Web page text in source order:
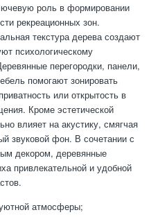
роль в формировании
рекреационных зон.
текстура дерева создают
психологическому
перегородки, панели,
помогают зонировать
или открытость в
Кроме эстетической
влияет на акустику, смягчая
звуковой фон. В сочетании с
декором, деревянные
привлекательной и удобной
атмосферы;